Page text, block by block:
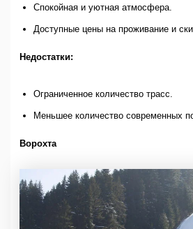
Спокойная и уютная атмосфера.
Доступные цены на проживание и
Недостатки:
Ограниченное количество трасс.
Меньшее количество современных
Ворохта